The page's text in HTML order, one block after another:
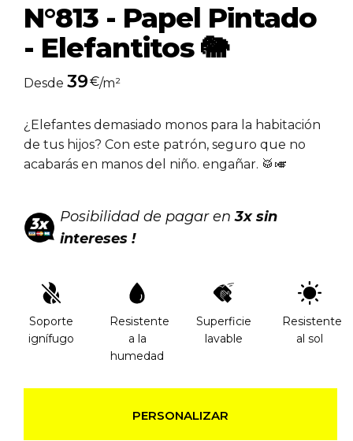
N°813 - Papel Pintado
- Elefantitos 🐘
Desde 39€/m²
¿Elefantes demasiado monos para la habitación
de tus hijos? Con este patrón, seguro que no
acabarás en manos del niño. engañar. 🥁🎺
Posibilidad de pagar en3x sin
intereses !
Soporte
ignífugo
Resistente
a la
humedad
Superficie
lavable
Resistente
al sol
PERSONALIZAR